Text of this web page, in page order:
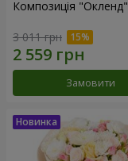
Композиція "Окленд"
3 011 грн
Замовити